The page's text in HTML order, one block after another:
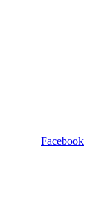
Facebook